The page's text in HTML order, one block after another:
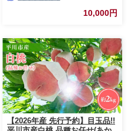
次発送予定 令和8年度出荷分 長
10,000円
【2026年産 先行予約】目玉品!!